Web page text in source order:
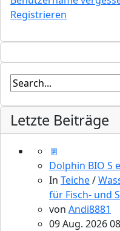
Registrieren
Letzte Beiträge
Dolphin BIO S
In Teiche/
für Fisch- und
von Andi8881
09 Aug. 2026